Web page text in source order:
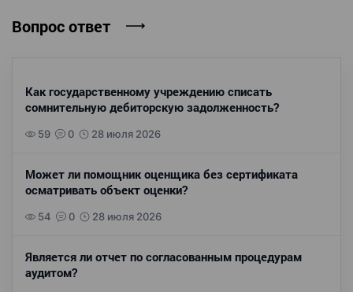
Вопрос ответ
Как государственному учреждению списать
сомнительную дебиторскую задолженность?
59 0 28 июля 2026
Может ли помощник оценщика без сертификата
осматривать объект оценки?
54 0 28 июля 2026
Является ли отчет по согласованным процедурам
аудитом?